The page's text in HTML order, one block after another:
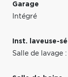
Garage
Intégré
Inst. laveuse-
Salle de lavage :